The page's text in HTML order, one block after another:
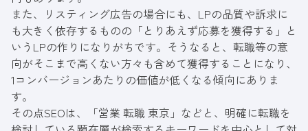
また、リスティング広告の場合にも、LPの品質や訴求に
も大きく依存するものの「とりあえず応募を獲得する」と
いうLPの作りになりがちです。そうなると、転職等の意
向がそこまで高くない方々も含めて獲得することになり、
1コンバージョンあたりの価値が低くなる傾向にありま
す。
その点SEOは、「営業 転職 東京」などと、明確に転職を